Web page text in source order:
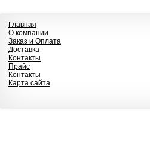
Главная
О компании
Заказ и Оплата
Доставка
Контакты
Прайс
Контакты
Карта сайта